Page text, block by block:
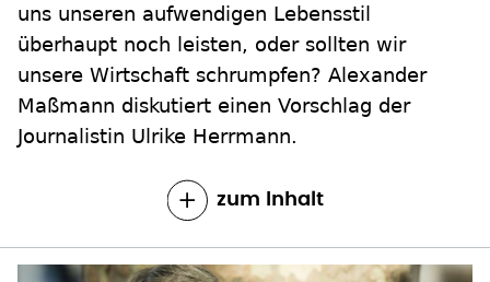
uns unseren aufwendigen Lebensstil
überhaupt noch leisten, oder sollten wir
unsere Wirtschaft schrumpfen? Alexander
Maßmann diskutiert einen Vorschlag der
Journalistin Ulrike Herrmann.
zum Inhalt